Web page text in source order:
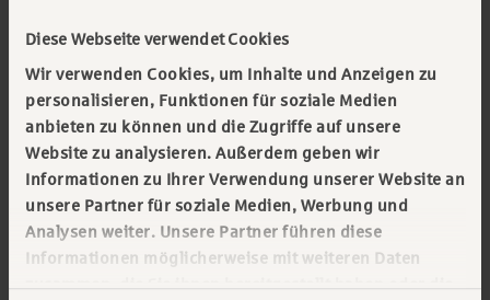
Diese Webseite verwendet Cookies
Wir verwenden Cookies, um Inhalte und Anzeigen zu
personalisieren, Funktionen für soziale Medien
anbieten zu können und die Zugriffe auf unsere
Website zu analysieren. Außerdem geben wir
Informationen zu Ihrer Verwendung unserer Website an
unsere Partner für soziale Medien, Werbung und
Analysen weiter. Unsere Partner führen diese
Informationen möglicherweise mit weiteren Daten
zusammen, die Sie ihnen bereitgestellt haben oder die
gewerbliche Immobilieneigentümer? Eine kurze
Bestandsaufnahme.
15.10.2025
Nachhaltigkeit
Wissenswertes